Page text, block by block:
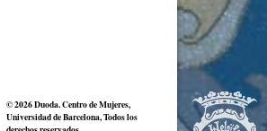
© 2026 Duoda. Centro de Mujeres,
Universidad de Barcelona, Todos los